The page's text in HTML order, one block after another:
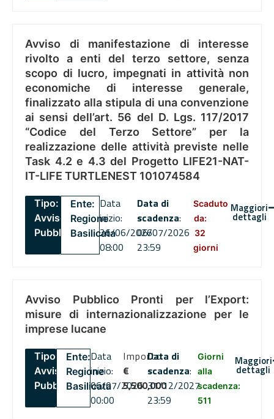
Avviso di manifestazione di interesse
rivolto a enti del terzo settore, senza
scopo di lucro, impegnati in attività non
economiche di interesse generale,
finalizzato alla stipula di una convenzione
ai sensi dell’art. 56 del D. Lgs. 117/2017
“Codice del Terzo Settore” per la
realizzazione delle attività previste nelle
Task 4.2 e 4.3 del Progetto LIFE21-NAT-
IT-LIFE TURTLENEST 101074584
Tipo:
Avviso
Pubblico
Ente:
Regione
Basilicata
Data
inizio:
26/06/2026
08:00
Data di
scadenza:
06/07/2026
23:59
Scaduto
da:
32
giorni
Maggiori
dettagli
Avviso Pubblico Pronti per l’Export:
misure di internazionalizzazione per le
imprese lucane
Tipo:
Avviso
Pubblico
Ente:
Regione
Basilicata
Data
inizio:
06/07/2026
00:00
Importo
€
5,500,000
Data di
scadenza:
31/12/2027
23:59
Giorni
alla
scadenza:
511
Maggiori
dettagli